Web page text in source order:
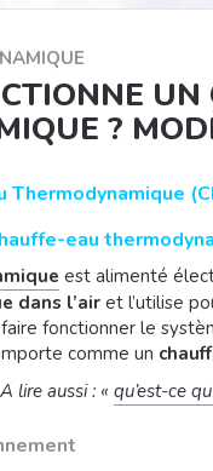
?
eau
est alimenté
dans l’airet l’utilise
fonctionner le
comme un
A lire aussi : « qu’est-ce